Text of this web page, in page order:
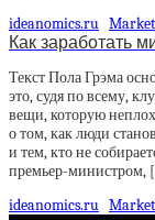
ideanomics.ru
Как заработать
Текст Пола Грэма
это, судя по всему,
вещи, которую
о том, как люди
и тем, кто не
премьер-министром,
ideanomics.ru